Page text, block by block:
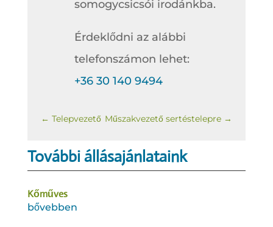
somogycsicsói irodánkba.
Érdeklődni az alábbi
telefonszámon lehet:
+36 30 140 9494
←Telepvezető Műszakvezető sertéstelepre→
További állásajánlataink
Kőműves
bővebben